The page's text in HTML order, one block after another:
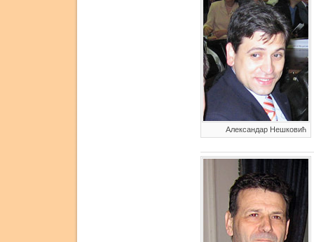
Александар Нешковић